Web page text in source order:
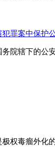
罪案中保护
院辖下的公
权毒瘤外化